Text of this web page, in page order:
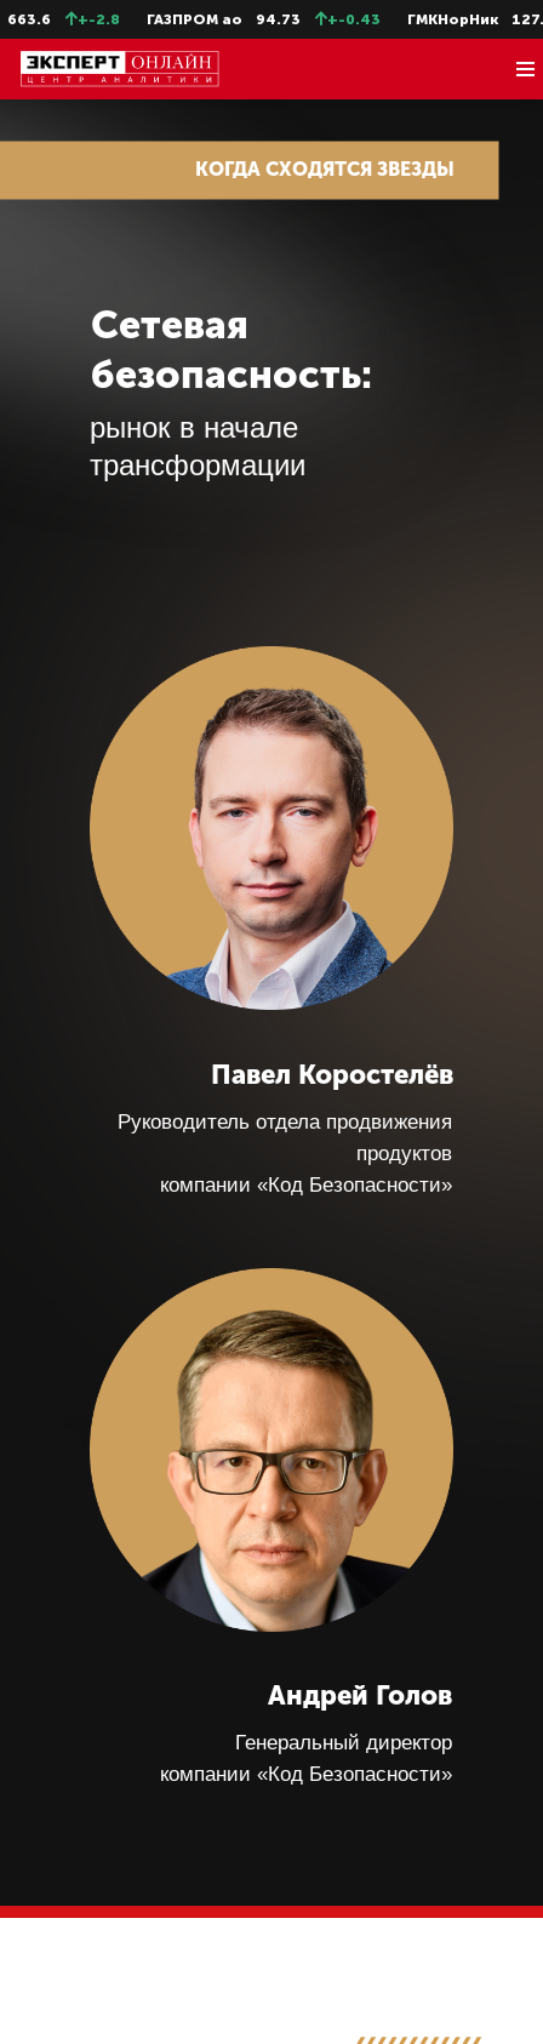
+-2.8 ГАЗПРОМ ао 94.73 +-0.43 ГМКНорНик 127.66
КОГДА СХОДЯТСЯ ЗВЕЗДЫ
Сетевая
безопасность:
рынок в начале
трансформации
Павел Коростелёв
Руководитель отдела продвижения
продуктов
компании «Код Безопасности»
Андрей Голов
Генеральный директор
компании «Код Безопасности»